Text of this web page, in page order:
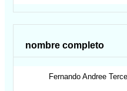
nombre completo
Fernando Andree